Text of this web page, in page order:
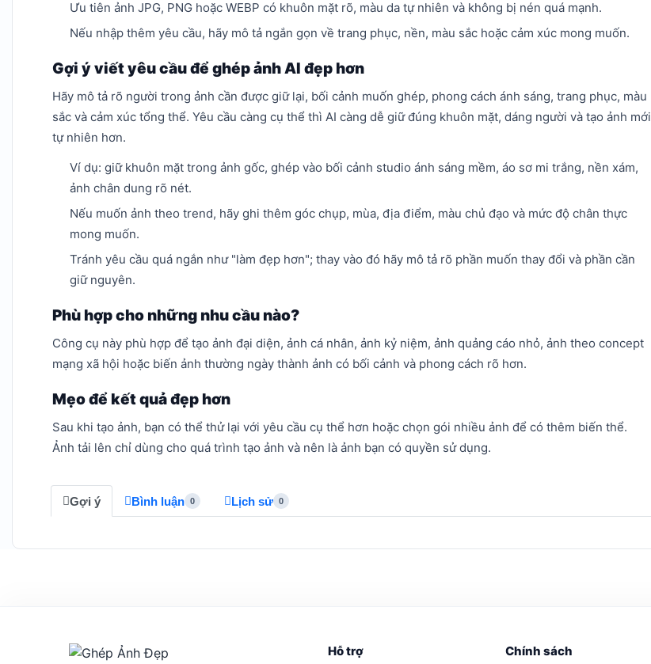
Ưu tiên ảnh JPG, PNG hoặc WEBP có khuôn mặt rõ, màu da tự nhiên và không bị nén quá mạnh.
Nếu nhập thêm yêu cầu, hãy mô tả ngắn gọn về trang phục, nền, màu sắc hoặc cảm xúc mong muốn.
Gợi ý viết yêu cầu để ghép ảnh AI đẹp hơn
Hãy mô tả rõ người trong ảnh cần được giữ lại, bối cảnh muốn ghép, phong cách ánh sáng, trang phục, màu
sắc và cảm xúc tổng thể. Yêu cầu càng cụ thể thì AI càng dễ giữ đúng khuôn mặt, dáng người và tạo ảnh mới
tự nhiên hơn.
Ví dụ: giữ khuôn mặt trong ảnh gốc, ghép vào bối cảnh studio ánh sáng mềm, áo sơ mi trắng, nền xám,
ảnh chân dung rõ nét.
Nếu muốn ảnh theo trend, hãy ghi thêm góc chụp, mùa, địa điểm, màu chủ đạo và mức độ chân thực
mong muốn.
Tránh yêu cầu quá ngắn như "làm đẹp hơn"; thay vào đó hãy mô tả rõ phần muốn thay đổi và phần cần
giữ nguyên.
Phù hợp cho những nhu cầu nào?
Công cụ này phù hợp để tạo ảnh đại diện, ảnh cá nhân, ảnh kỷ niệm, ảnh quảng cáo nhỏ, ảnh theo concept
mạng xã hội hoặc biến ảnh thường ngày thành ảnh có bối cảnh và phong cách rõ hơn.
Mẹo để kết quả đẹp hơn
Sau khi tạo ảnh, bạn có thể thử lại với yêu cầu cụ thể hơn hoặc chọn gói nhiều ảnh để có thêm biến thể.
Ảnh tải lên chỉ dùng cho quá trình tạo ảnh và nên là ảnh bạn có quyền sử dụng.
Gợi ý Bình luận 0 Lịch sử 0
Hỗ trợ Chính sách